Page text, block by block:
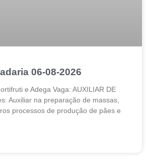
06-08-2026
e Adega Vaga: AUXILIAR DE
Auxiliar na preparação de massas,
processos de produção de pães e